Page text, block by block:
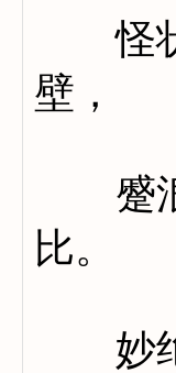
怪状
壁，
蹙浪
比。
妙绝